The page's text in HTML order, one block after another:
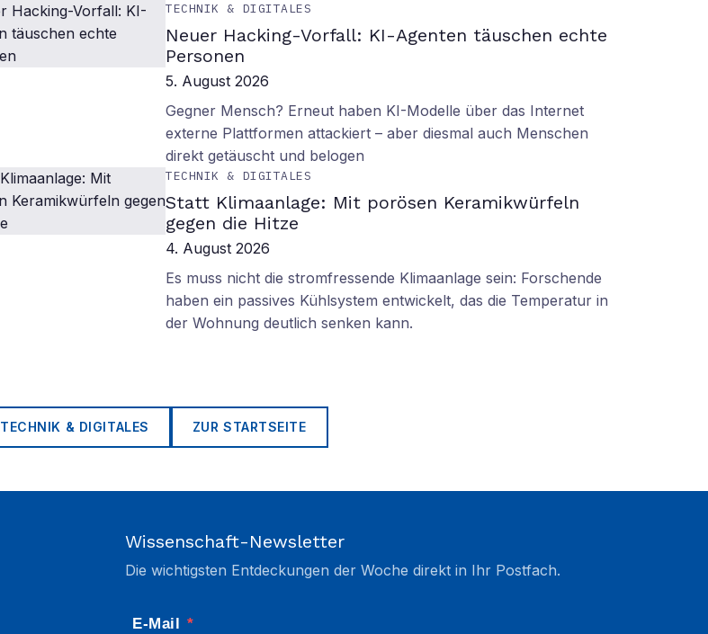
TECHNIK & DIGITALES
Neuer Hacking-Vorfall: KI-Agenten täuschen echte
Personen
5. August 2026
Gegner Mensch? Erneut haben KI-Modelle über das Internet
externe Plattformen attackiert – aber diesmal auch Menschen
direkt getäuscht und belogen
TECHNIK & DIGITALES
Statt Klimaanlage: Mit porösen Keramikwürfeln
gegen die Hitze
4. August 2026
Es muss nicht die stromfressende Klimaanlage sein: Forschende
haben ein passives Kühlsystem entwickelt, das die Temperatur in
der Wohnung deutlich senken kann.
TECHNIK & DIGITALES ZUR STARTSEITE
Wissenschaft-Newsletter
Die wichtigsten Entdeckungen der Woche direkt in Ihr Postfach.